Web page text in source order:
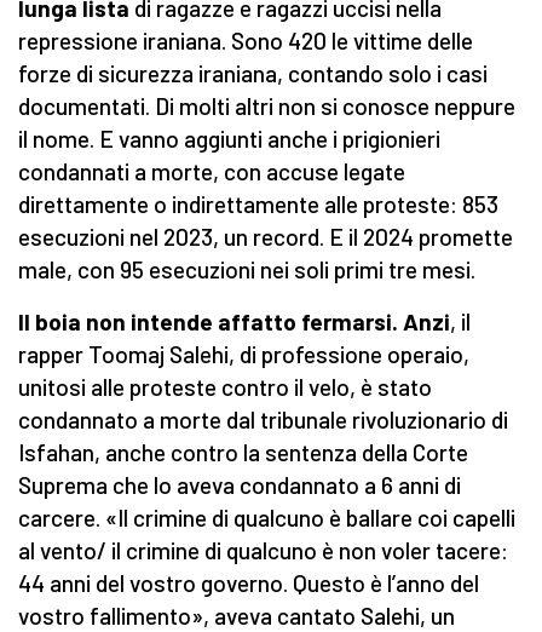
lunga lista di ragazze e ragazzi uccisi nella
repressione iraniana. Sono 420 le vittime delle
forze di sicurezza iraniana, contando solo i casi
documentati. Di molti altri non si conosce neppure
il nome. E vanno aggiunti anche i prigionieri
condannati a morte, con accuse legate
direttamente o indirettamente alle proteste: 853
esecuzioni nel 2023, un record. E il 2024 promette
male, con 95 esecuzioni nei soli primi tre mesi.
Il boia non intende affatto fermarsi. Anzi, il
rapper Toomaj Salehi, di professione operaio,
unitosi alle proteste contro il velo, è stato
condannato a morte dal tribunale rivoluzionario di
Isfahan, anche contro la sentenza della Corte
Suprema che lo aveva condannato a 6 anni di
carcere. «Il crimine di qualcuno è ballare coi capelli
al vento/ il crimine di qualcuno è non voler tacere:
44 anni del vostro governo. Questo è l’anno del
vostro fallimento», aveva cantato Salehi, un